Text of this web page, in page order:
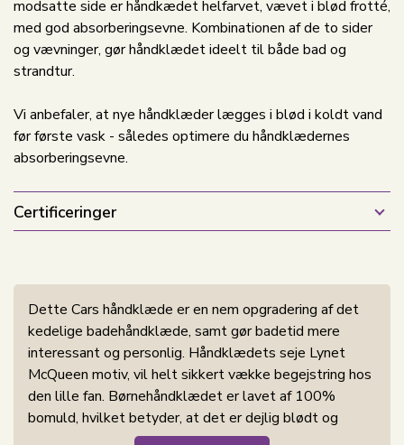
modsatte side er håndkædet helfarvet, vævet i blød frotté,
med god absorberingsevne. Kombinationen af de to sider
og vævninger, gør håndklædet ideelt til både bad og
strandtur.
Vi anbefaler, at nye håndklæder lægges i blød i koldt vand
før første vask - således optimere du håndklædernes
absorberingsevne.
Certificeringer
Dette Cars håndklæde er en nem opgradering af det
kedelige badehåndklæde, samt gør badetid mere
interessant og personlig. Håndklædets seje Lynet
McQueen motiv, vil helt sikkert vække begejstring hos
den lille fan. Børnehåndklædet er lavet af 100%
bomuld, hvilket betyder, at det er dejlig blødt og
behageligt at bruge. Bomuld er et naturligt blødt